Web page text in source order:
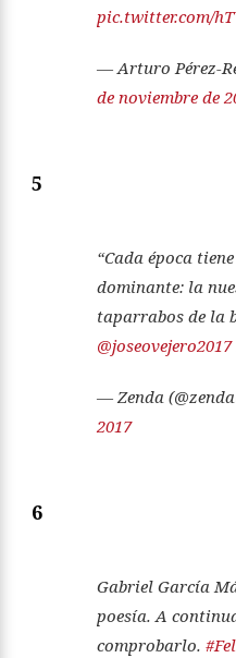
pic.twitter.com/
— Arturo Pérez-
de noviembre de
5
“Cada época
dominante: la
taparrabos de la
@joseovejero2017
— Zenda
2017
6
Gabriel García
poesía. A
comprobarlo.